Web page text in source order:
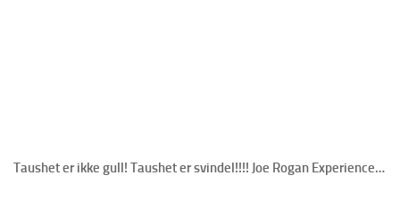
Taushet er ikke gull! Taushet er svindel!!!! Joe Rogan Experience…